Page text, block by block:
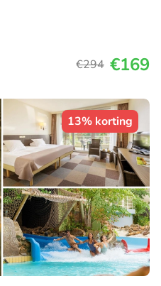
€294 €169
13% korting